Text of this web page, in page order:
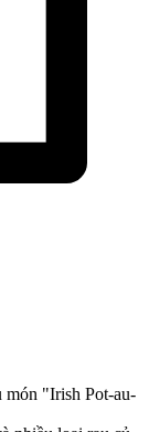
món "Irish Pot-au-